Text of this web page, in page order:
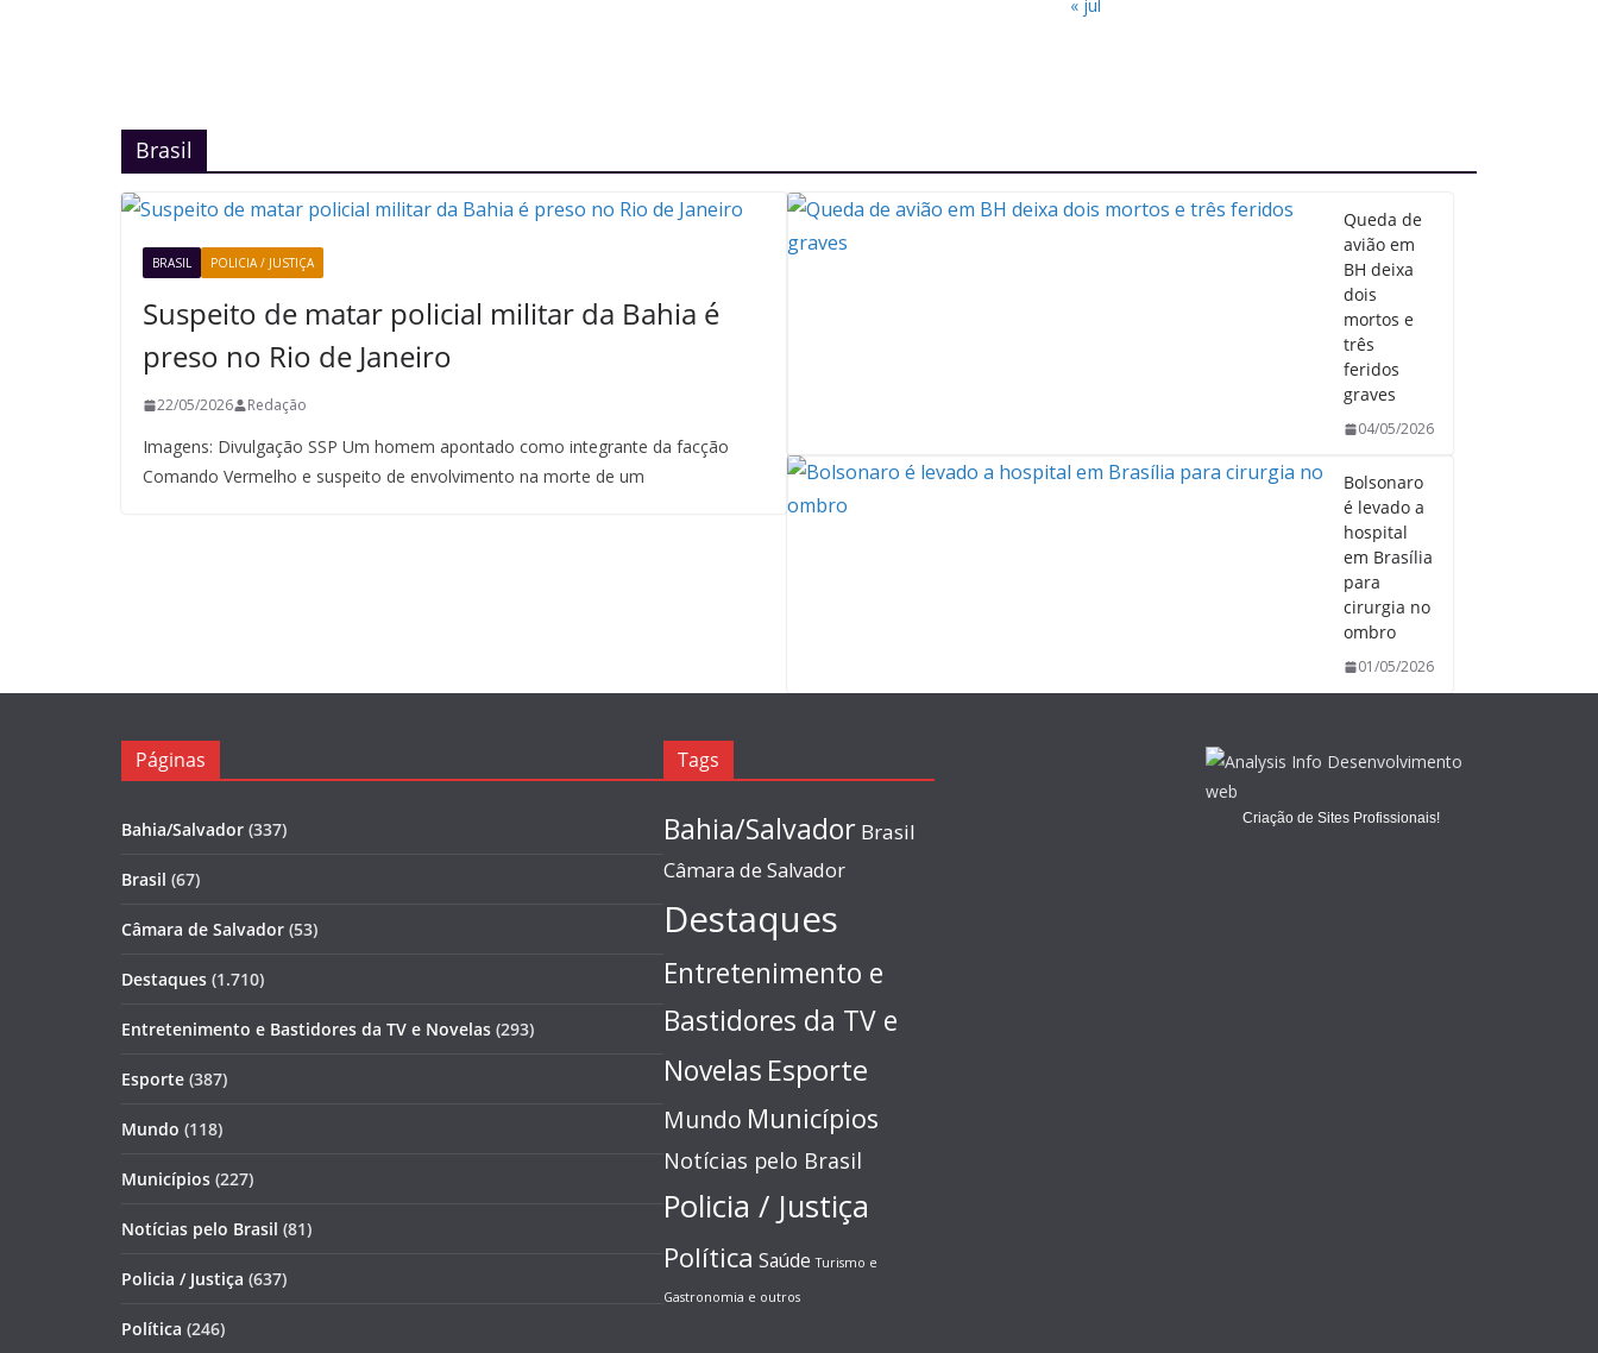
« jul
Brasil
BRASIL POLICIA / JUSTIÇA
Suspeito de matar policial militar da Bahia é
preso no Rio de Janeiro
22/05/2026 Redação
Imagens: Divulgação SSP Um homem apontado como integrante da facção
Comando Vermelho e suspeito de envolvimento na morte de um
Queda de
avião em
BH deixa
dois
mortos e
três
feridos
graves
04/05/2026
Bolsonaro
é levado a
hospital
em Brasília
para
cirurgia no
ombro
01/05/2026
Páginas
Bahia/Salvador (337)
Brasil (67)
Câmara de Salvador (53)
Destaques (1.710)
Entretenimento e Bastidores da TV e Novelas (293)
Esporte (387)
Mundo (118)
Municípios (227)
Notícias pelo Brasil (81)
Policia / Justiça (637)
Política (246)
Tags
Bahia/Salvador Brasil
Câmara de Salvador
Destaques
Entretenimento e
Bastidores da TV e
Novelas Esporte
Mundo Municípios
Notícias pelo Brasil
Policia / Justiça
Política Saúde Turismo e
Gastronomia e outros
Criação de Sites Profissionais!